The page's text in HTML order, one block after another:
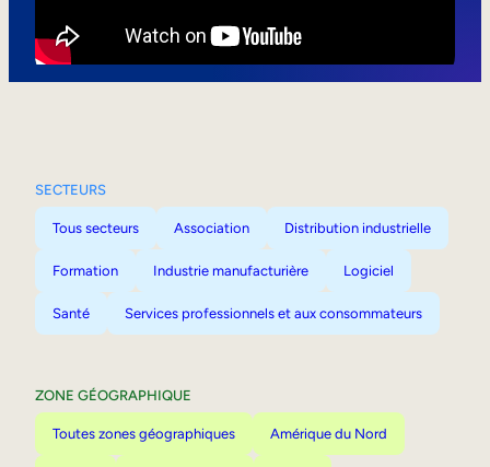
SECTEURS
Tous secteurs Association Distribution industrielle
Formation Industrie manufacturière Logiciel
Santé Services professionnels et aux consommateurs
ZONE GÉOGRAPHIQUE
Toutes zones géographiques Amérique du Nord